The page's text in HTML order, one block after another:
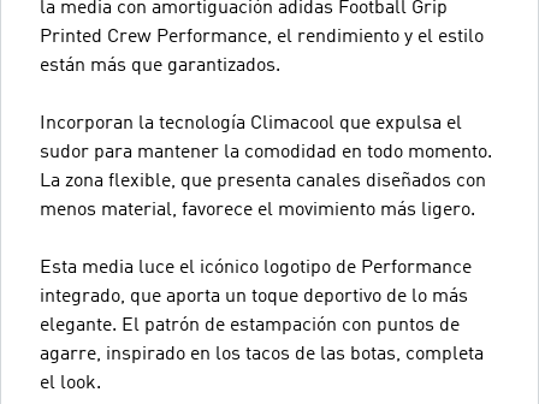
la media con amortiguación adidas Football Grip
Printed Crew Performance, el rendimiento y el estilo
están más que garantizados.
Incorporan la tecnología Climacool que expulsa el
sudor para mantener la comodidad en todo momento.
La zona flexible, que presenta canales diseñados con
menos material, favorece el movimiento más ligero.
Esta media luce el icónico logotipo de Performance
integrado, que aporta un toque deportivo de lo más
elegante. El patrón de estampación con puntos de
agarre, inspirado en los tacos de las botas, completa
el look.